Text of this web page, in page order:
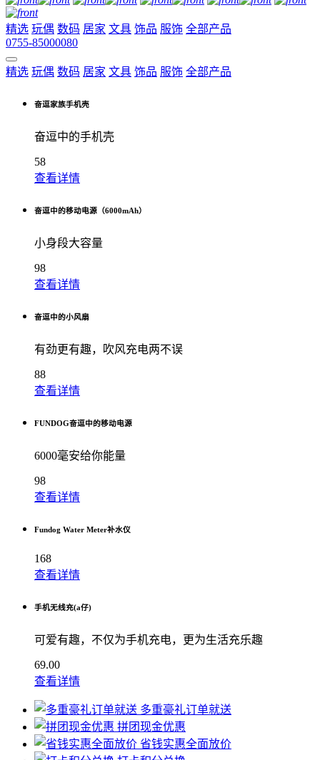
精选 玩偶 数码 居家 文具 饰品 服饰 全部产品
0755-85000080
精选 玩偶 数码 居家 文具 饰品 服饰 全部产品
奋逗家族手机壳
奋逗中的手机壳
58
查看详情
奋逗中的移动电源（6000mAh）
小身段大容量
98
查看详情
奋逗中的小风扇
有劲更有趣，吹风充电两不误
88
查看详情
FUNDOG奋逗中的移动电源
6000毫安给你能量
98
查看详情
Fundog Water Meter补水仪
168
查看详情
手机无线充(a仔)
可爱有趣，不仅为手机充电，更为生活充乐趣
69.00
查看详情
多重豪礼订单就送
拼团现金优惠
省钱实惠全面放价